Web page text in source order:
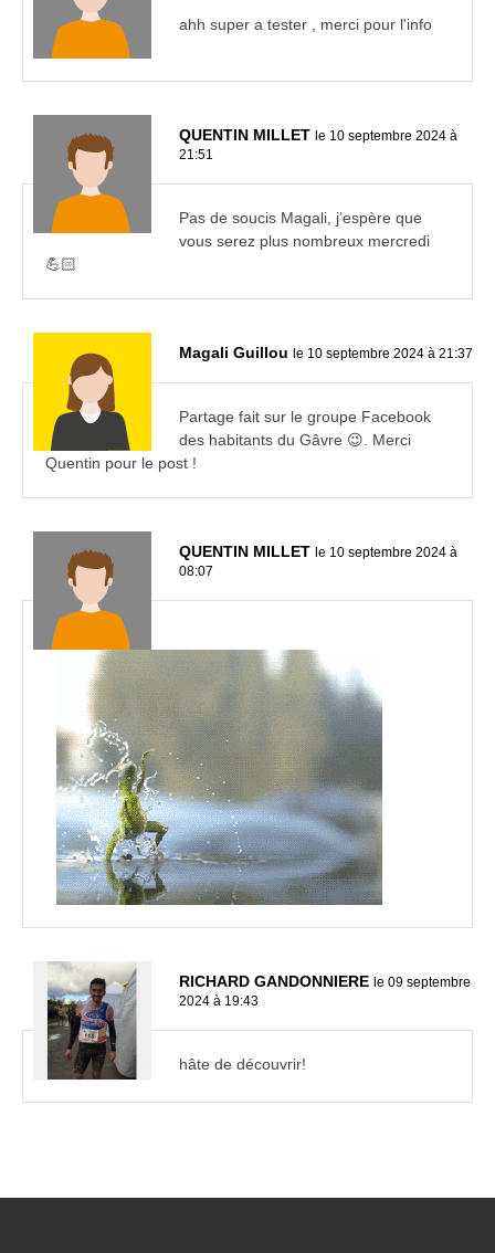
ahh super a tester , merci pour l'info
QUENTIN MILLET le 10 septembre 2024 à
21:51
Pas de soucis Magali, j’espère que
vous serez plus nombreux mercredi
💪🏻
Magali Guillou le 10 septembre 2024 à 21:37
Partage fait sur le groupe Facebook
des habitants du Gâvre 😉. Merci
Quentin pour le post !
QUENTIN MILLET le 10 septembre 2024 à
08:07
RICHARD GANDONNIERE le 09 septembre
2024 à 19:43
hâte de découvrir!